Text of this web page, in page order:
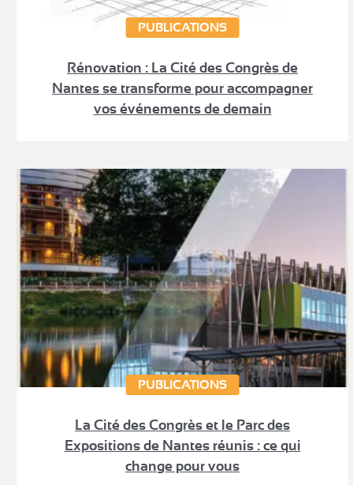
PUBLICATIONS
Rénovation : La Cité des Congrès de
Nantes se transforme pour accompagner
vos événements de demain
PUBLICATIONS
La Cité des Congrès et le Parc des
Expositions de Nantes réunis : ce qui
change pour vous